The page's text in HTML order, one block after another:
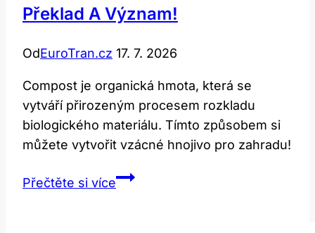
Překlad A Význam!
OdEuroTran.cz 17. 7. 2026
Compost je organická hmota, která se
vytváří přirozeným procesem rozkladu
biologického materiálu. Tímto způsobem si
můžete vytvořit vzácné hnojivo pro zahradu!
Přečtěte si víceCompost: